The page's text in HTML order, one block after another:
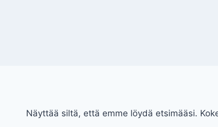
Näyttää siltä, että emme löydä etsimääsi.